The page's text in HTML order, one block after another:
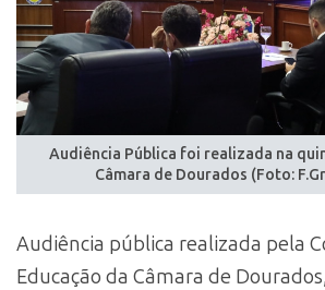
Audiência Pública foi realizada na
Câmara de Dourados (Foto:
Audiência pública realizada pela
Educação da Câmara de